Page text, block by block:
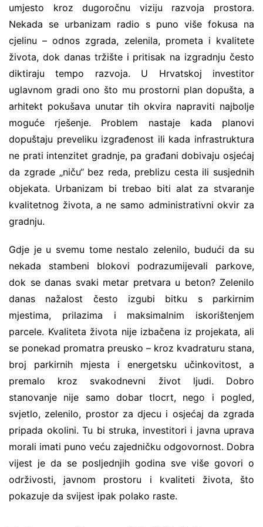
umjesto kroz dugoročnu viziju razvoja prostora.
Nekada se urbanizam radio s puno više fokusa na
cjelinu – odnos zgrada, zelenila, prometa i kvalitete
života, dok danas tržište i pritisak na izgradnju često
diktiraju tempo razvoja. U Hrvatskoj investitor
uglavnom gradi ono što mu prostorni plan dopušta, a
arhitekt pokušava unutar tih okvira napraviti najbolje
moguće rješenje. Problem nastaje kada planovi
dopuštaju preveliku izgrađenost ili kada infrastruktura
ne prati intenzitet gradnje, pa građani dobivaju osjećaj
da zgrade „niču“ bez reda, preblizu cesta ili susjednih
objekata. Urbanizam bi trebao biti alat za stvaranje
kvalitetnog života, a ne samo administrativni okvir za
gradnju.
Gdje je u svemu tome nestalo zelenilo, budući da su
nekada stambeni blokovi podrazumijevali parkove,
dok se danas svaki metar pretvara u beton? Zelenilo
danas nažalost često izgubi bitku s parkirnim
mjestima, prilazima i maksimalnim iskorištenjem
parcele. Kvaliteta života nije izbačena iz projekata, ali
se ponekad promatra preusko – kroz kvadraturu stana,
broj parkirnih mjesta i energetsku učinkovitost, a
premalo kroz svakodnevni život ljudi. Dobro
stanovanje nije samo dobar tlocrt, nego i pogled,
svjetlo, zelenilo, prostor za djecu i osjećaj da zgrada
pripada okolini. Tu bi struka, investitori i javna uprava
morali imati puno veću zajedničku odgovornost. Dobra
vijest je da se posljednjih godina sve više govori o
održivosti, javnom prostoru i kvaliteti života, što
pokazuje da svijest ipak polako raste.